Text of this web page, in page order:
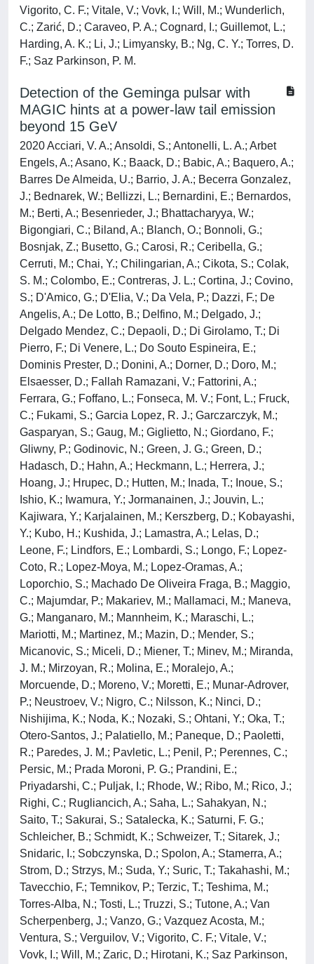
Vigorito, C. F.; Vitale, V.; Vovk, I.; Will, M.; Wunderlich,
C.; Zarić, D.; Caraveo, P. A.; Cognard, I.; Guillemot, L.;
Harding, A. K.; Li, J.; Limyansky, B.; Ng, C. Y.; Torres, D.
F.; Saz Parkinson, P. M.
Detection of the Geminga pulsar with
MAGIC hints at a power-law tail emission
beyond 15 GeV
2020 Acciari, V. A.; Ansoldi, S.; Antonelli, L. A.; Arbet
Engels, A.; Asano, K.; Baack, D.; Babic, A.; Baquero, A.;
Barres De Almeida, U.; Barrio, J. A.; Becerra Gonzalez,
J.; Bednarek, W.; Bellizzi, L.; Bernardini, E.; Bernardos,
M.; Berti, A.; Besenrieder, J.; Bhattacharyya, W.;
Bigongiari, C.; Biland, A.; Blanch, O.; Bonnoli, G.;
Bosnjak, Z.; Busetto, G.; Carosi, R.; Ceribella, G.;
Cerruti, M.; Chai, Y.; Chilingarian, A.; Cikota, S.; Colak,
S. M.; Colombo, E.; Contreras, J. L.; Cortina, J.; Covino,
S.; D'Amico, G.; D'Elia, V.; Da Vela, P.; Dazzi, F.; De
Angelis, A.; De Lotto, B.; Delfino, M.; Delgado, J.;
Delgado Mendez, C.; Depaoli, D.; Di Girolamo, T.; Di
Pierro, F.; Di Venere, L.; Do Souto Espineira, E.;
Dominis Prester, D.; Donini, A.; Dorner, D.; Doro, M.;
Elsaesser, D.; Fallah Ramazani, V.; Fattorini, A.;
Ferrara, G.; Foffano, L.; Fonseca, M. V.; Font, L.; Fruck,
C.; Fukami, S.; Garcia Lopez, R. J.; Garczarczyk, M.;
Gasparyan, S.; Gaug, M.; Giglietto, N.; Giordano, F.;
Gliwny, P.; Godinovic, N.; Green, J. G.; Green, D.;
Hadasch, D.; Hahn, A.; Heckmann, L.; Herrera, J.;
Hoang, J.; Hrupec, D.; Hutten, M.; Inada, T.; Inoue, S.;
Ishio, K.; Iwamura, Y.; Jormanainen, J.; Jouvin, L.;
Kajiwara, Y.; Karjalainen, M.; Kerszberg, D.; Kobayashi,
Y.; Kubo, H.; Kushida, J.; Lamastra, A.; Lelas, D.;
Leone, F.; Lindfors, E.; Lombardi, S.; Longo, F.; Lopez-
Coto, R.; Lopez-Moya, M.; Lopez-Oramas, A.;
Loporchio, S.; Machado De Oliveira Fraga, B.; Maggio,
C.; Majumdar, P.; Makariev, M.; Mallamaci, M.; Maneva,
G.; Manganaro, M.; Mannheim, K.; Maraschi, L.;
Mariotti, M.; Martinez, M.; Mazin, D.; Mender, S.;
Micanovic, S.; Miceli, D.; Miener, T.; Minev, M.; Miranda,
J. M.; Mirzoyan, R.; Molina, E.; Moralejo, A.;
Morcuende, D.; Moreno, V.; Moretti, E.; Munar-Adrover,
P.; Neustroev, V.; Nigro, C.; Nilsson, K.; Ninci, D.;
Nishijima, K.; Noda, K.; Nozaki, S.; Ohtani, Y.; Oka, T.;
Otero-Santos, J.; Palatiello, M.; Paneque, D.; Paoletti,
R.; Paredes, J. M.; Pavletic, L.; Penil, P.; Perennes, C.;
Persic, M.; Prada Moroni, P. G.; Prandini, E.;
Priyadarshi, C.; Puljak, I.; Rhode, W.; Ribo, M.; Rico, J.;
Righi, C.; Rugliancich, A.; Saha, L.; Sahakyan, N.;
Saito, T.; Sakurai, S.; Satalecka, K.; Saturni, F. G.;
Schleicher, B.; Schmidt, K.; Schweizer, T.; Sitarek, J.;
Snidaric, I.; Sobczynska, D.; Spolon, A.; Stamerra, A.;
Strom, D.; Strzys, M.; Suda, Y.; Suric, T.; Takahashi, M.;
Tavecchio, F.; Temnikov, P.; Terzic, T.; Teshima, M.;
Torres-Alba, N.; Tosti, L.; Truzzi, S.; Tutone, A.; Van
Scherpenberg, J.; Vanzo, G.; Vazquez Acosta, M.;
Ventura, S.; Verguilov, V.; Vigorito, C. F.; Vitale, V.;
Vovk, I.; Will, M.; Zaric, D.; Hirotani, K.; Saz Parkinson,